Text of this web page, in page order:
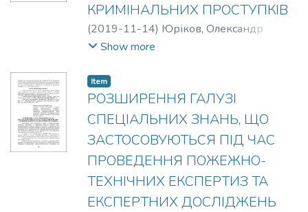
КРИМІНАЛЬНИХ ПРОСТУПКІВ
(2019-11-14) Юріков, Олександр
Олександрович
Show more
Item
РОЗШИРЕННЯ ГАЛУЗІ
СПЕЦІАЛЬНИХ ЗНАНЬ, ЩО
ЗАСТОСОВУЮТЬСЯ ПІД ЧАС
ПРОВЕДЕННЯ ПОЖЕЖНО-
ТЕХНІЧНИХ ЕКСПЕРТИЗ ТА
ЕКСПЕРТНИХ ДОСЛІДЖЕНЬ